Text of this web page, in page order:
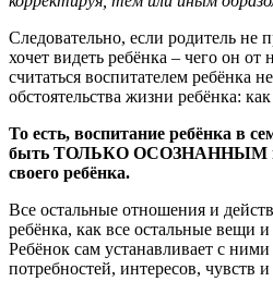
Следовательно, если родитель не
хочет видеть ребёнка – чего он от
считаться воспитателем ребёнка
обстоятельства жизни ребёнка:
То есть, воспитание ребёнка в
быть ТОЛЬКО ОСОЗНАННЫМ
своего ребёнка.
Все остальные отношения и
ребёнка, как все остальные вещи
Ребёнок сам устанавливает с
потребностей, интересов, чувств